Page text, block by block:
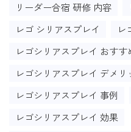
リーダー合宿 研修 内容
レゴ シリアスプレイ
レ
レゴシリアスプレイ おすす
レゴシリアスプレイ デメリ
レゴシリアスプレイ 事例
レゴシリアスプレイ 効果